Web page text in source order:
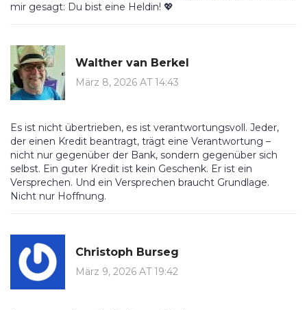
mir gesagt: Du bist eine Heldin! 💖
Walther van Berkel
März 8, 2026 AT 14:43
Es ist nicht übertrieben, es ist verantwortungsvoll. Jeder,
der einen Kredit beantragt, trägt eine Verantwortung –
nicht nur gegenüber der Bank, sondern gegenüber sich
selbst. Ein guter Kredit ist kein Geschenk. Er ist ein
Versprechen. Und ein Versprechen braucht Grundlage.
Nicht nur Hoffnung.
Christoph Burseg
März 9, 2026 AT 19:42